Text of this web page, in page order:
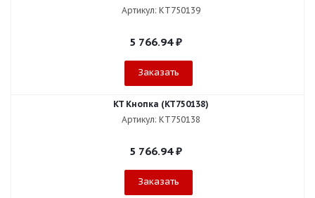
Артикул: KT750139
5 766.94₽
Заказать
KT Кнопка (KT750138)
Артикул: KT750138
5 766.94₽
Заказать